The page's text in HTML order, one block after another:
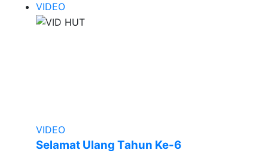
VIDEO
VIDEO
Selamat Ulang Tahun Ke-6